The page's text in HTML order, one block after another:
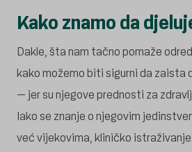
Kako znamo da
Dakle, šta nam tačno pomaže
kako možemo biti sigurni da zaista
– jer su njegove prednosti za
Iako se znanje o njegovim
već vijekovima, kliničko